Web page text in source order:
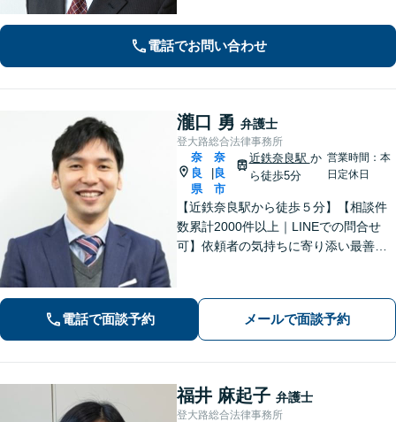
法書士・不動産鑑定士など」相続に関
わる問題を総合的に解決へ導きます
電話でお問い合わせ
瀧口 勇 弁護士
登大路総合法律事務所
奈
良
県
奈
良
市
近鉄奈良駅 か
ら徒歩5分
営業時間：本
日定休日
【近鉄奈良駅から徒歩５分】【相談件
数累計2000件以上｜LINEでの問合せ
可】依頼者の気持ちに寄り添い最善の
ン法律相談可能】
電話で面談予約 メールで面談予約
福井 麻起子 弁護士
登大路総合法律事務所